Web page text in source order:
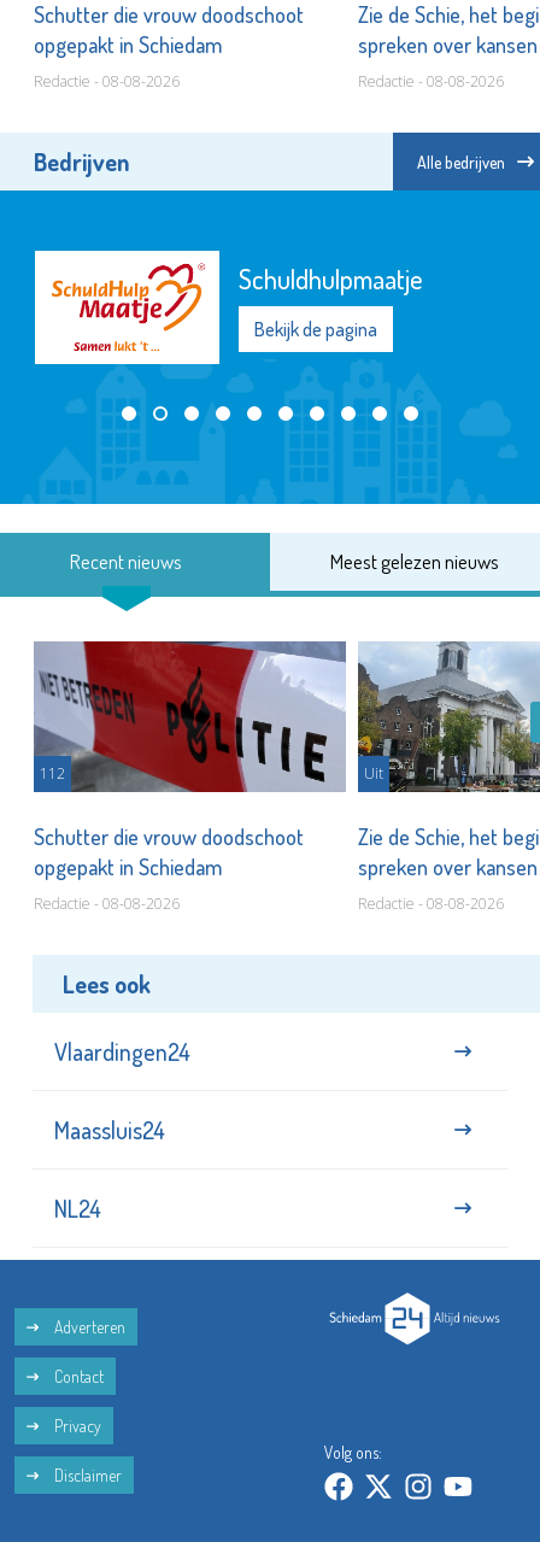
Schutter die vrouw doodschoot
opgepakt in Schiedam
Redactie - 08-08-2026
Zie de Schie, het
spreken over
Redactie - 08-08-2026
Bedrijven Alle bedrijven
Schuldhulpmaatje
Bekijk de pagina
Recent nieuws Meest gelezen nieuws
112
Schutter die vrouw doodschoot
opgepakt in Schiedam
Redactie - 08-08-2026
Uit
Zie de Schie, het
spreken over
Redactie - 08-08-2026
Lees ook
Vlaardingen24
Maassluis24
NL24
Adverteren
Contact
Privacy
Disclaimer
Volg ons: